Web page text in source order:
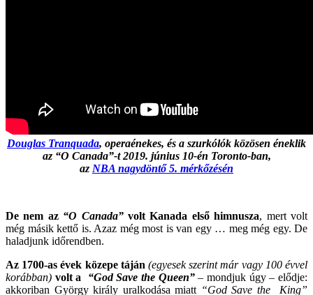
Douglas Tranquada, operaénekes, és a szurkólók közösen éneklik
az “O Canada”-t 2019. június 10-én Toronto-ban,
az NBA nagydöntő 5. mérkőzésén
De nem az “O Canada”volt Kanada első himnusza, mert volt
még másik kettő is. Azaz még most is van egy … meg még egy. De
haladjunk időrendben.
Az 1700-as évek közepe táján (egyesek szerint már vagy 100 évvel
korábban) volt a “God Save the Queen”– mondjuk úgy – elődje:
akkoriban György király uralkodása miatt “God Save the King”